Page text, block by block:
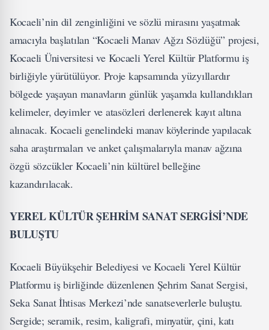
Kocaeli’nin dil zenginliğini ve sözlü mirasını yaşatmak
amacıyla başlatılan “Kocaeli Manav Ağzı Sözlüğü” projesi,
Kocaeli Üniversitesi ve Kocaeli Yerel Kültür Platformu iş
birliğiyle yürütülüyor. Proje kapsamında yüzyıllardır
bölgede yaşayan manavların günlük yaşamda kullandıkları
kelimeler, deyimler ve atasözleri derlenerek kayıt altına
alınacak. Kocaeli genelindeki manav köylerinde yapılacak
saha araştırmaları ve anket çalışmalarıyla manav ağzına
özgü sözcükler Kocaeli’nin kültürel belleğine
kazandırılacak.
YEREL KÜLTÜR ŞEHRİM SANAT SERGİSİ’NDE
BULUŞTU
Kocaeli Büyükşehir Belediyesi ve Kocaeli Yerel Kültür
Platformu iş birliğinde düzenlenen Şehrim Sanat Sergisi,
Seka Sanat İhtisas Merkezi’nde sanatseverlerle buluştu.
Sergide; seramik, resim, kaligrafi, minyatür, çini, katı